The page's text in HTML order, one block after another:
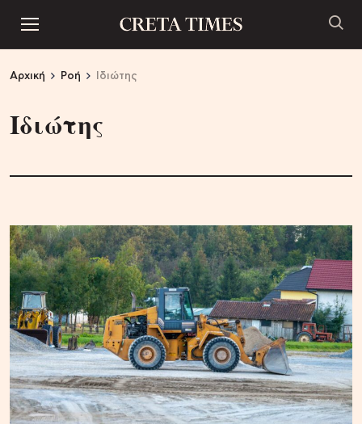
Αρχική Ροή Ιδιώτης
Ιδιώτης